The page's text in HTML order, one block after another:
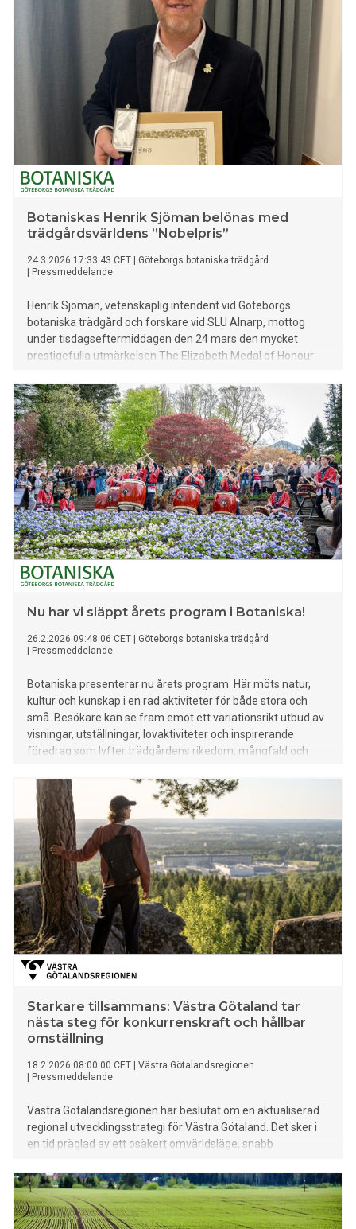
Botaniskas Henrik Sjöman belönas med
trädgårdsvärldens ”Nobelpris”
24.3.2026 17:33:43 CET
Göteborgs botaniska trädgård
Pressmeddelande
Henrik Sjöman, vetenskaplig intendent vid Göteborgs
botaniska trädgård och forskare vid SLU Alnarp, mottog
under tisdagseftermiddagen den 24 mars den mycket
prestigefulla utmärkelsen The Elizabeth Medal of Honour
utmärkelsen och den tredje internationella mottagaren.
Nu har vi släppt årets program i Botaniska!
26.2.2026 09:48:06 CET
Göteborgs botaniska trädgård
Pressmeddelande
Botaniska presenterar nu årets program. Här möts natur,
kultur och kunskap i en rad aktiviteter för både stora och
små. Besökare kan se fram emot ett variationsrikt utbud av
visningar, utställningar, lovaktiviteter och inspirerande
föredrag som lyfter trädgårdens rikedom, mångfald och
Starkare tillsammans: Västra Götaland tar
nästa steg för konkurrenskraft och hållbar
omställning
18.2.2026 08:00:00 CET
Västra Götalandsregionen
Pressmeddelande
Västra Götalandsregionen har beslutat om en aktualiserad
regional utvecklingsstrategi för Västra Götaland. Det sker i
en tid präglad av ett osäkert omvärldsläge, snabb
stärker länets förmåga att möta nya utmaningar och bättre
skapa långsiktigt hållbara förutsättningar för invånare,
näringsliv och samhälle.